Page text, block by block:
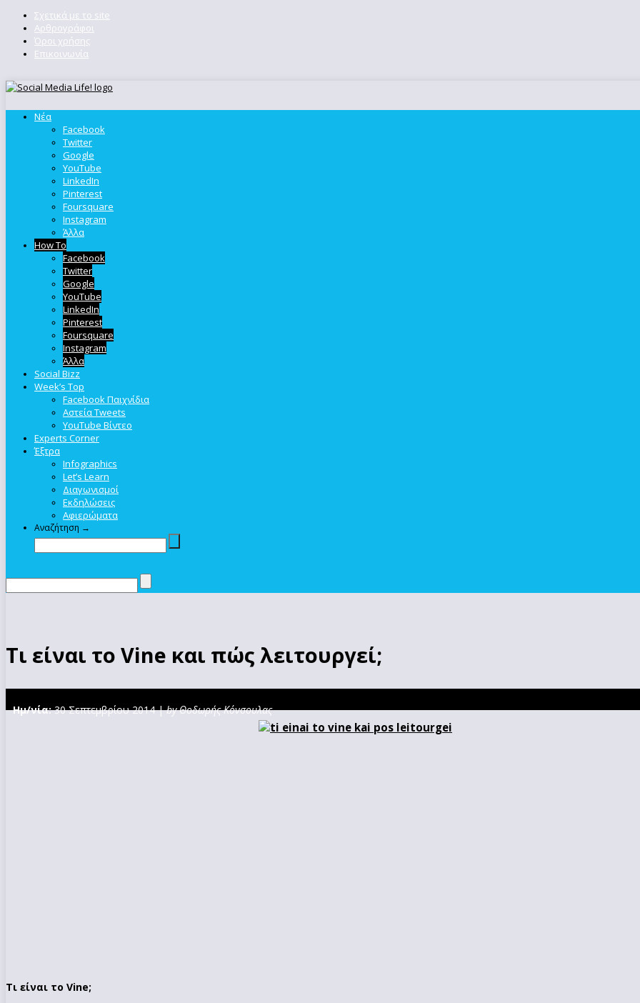
Σχετικά με το site
Αρθρογράφοι
Όροι χρήσης
Επικοινωνία
Νέα
Facebook
Twitter
Google
YouTube
LinkedIn
Pinterest
Foursquare
Instagram
Άλλα
How To
Facebook
Twitter
Google
YouTube
LinkedIn
Pinterest
Foursquare
Instagram
Άλλα
Social Bizz
Week’s Top
Facebook Παιχνίδια
Αστεία Tweets
YouTube Βίντεο
Experts Corner
Έξτρα
Infographics
Let’s Learn
Διαγωνισμοί
Εκδηλώσεις
Αφιερώματα
Αναζήτηση →
Τι είναι το Vine και πώς λειτουργεί;
Ημ/νία:30 Σεπτεμβρίου 2014 |by Θοδωρής Κόνσουλας
Τι είναι το Vine;